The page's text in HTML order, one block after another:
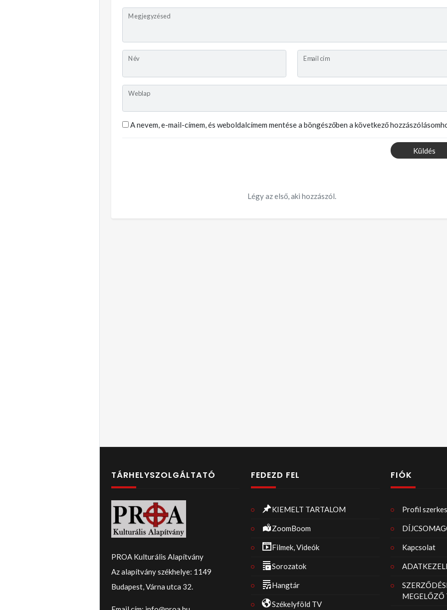
Megjegyzésed
Név Email cím
Weblap
A nevem, e-mail-címem, és weboldalcímem mentése a böngészőben a következő
Küldés
Légy az első, aki hozzászól.
TÁRHELYSZOLGÁLTATÓ
PROA Kulturális Alapítvány
Az alapítvány székhelye: 1149
Budapest, Várna utca 32.
FEDEZD FEL
KIEMELT TARTALOM
ZoomBoom
Filmek, Videók
Sorozatok
Hangtár
Székelyföld TV
FIÓK
Profil
Kapcsolat
MEGELŐZŐ